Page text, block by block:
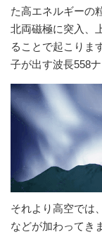
た高エネルギーの
北両磁極に突入、
ることで起こりま
子が出す波長558
それより高空では
などが加わってき